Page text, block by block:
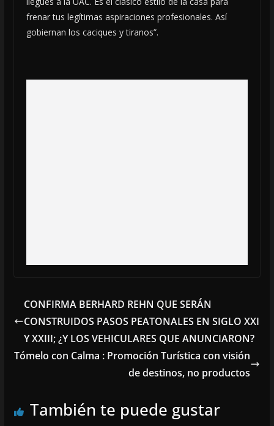
frenar tus legítimas aspiraciones profesionales. Así
gobiernan los caciques y tiranos”.
CONFIRMA BERHARD REHN QUE SERÁN
CONSTRUIDOS PASOS PEATONALES EN SIGLO XXI
Y XXIII; ¿Y LOS VEHICULARES QUE ANUNCIARON?
Tómelo con Calma : Promoción Turística con visión
de destinos, no productos
También te puede gustar